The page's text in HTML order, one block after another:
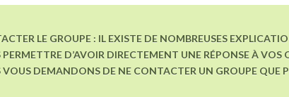
LE GROUPE : IL EXISTE DE NOMBREUSES
D’AVOIR DIRECTEMENT UNE RÉPONSE À VOS
VOUS DEMANDONS DE NE CONTACTER UN GROUPE QUE